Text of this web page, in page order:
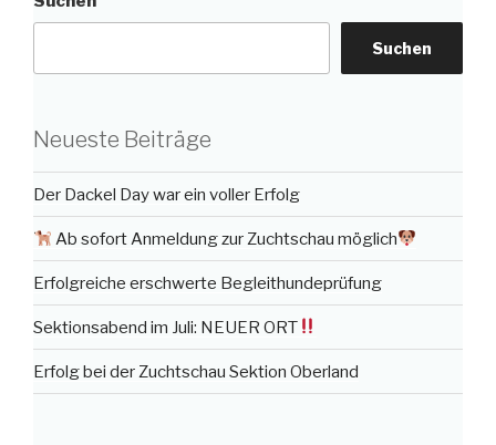
Suchen
Neueste Beiträge
Der Dackel Day war ein voller Erfolg
Ab sofort Anmeldung zur Zuchtschau möglich
Erfolgreiche erschwerte Begleithundeprüfung
Sektionsabend im Juli: NEUER ORT
Erfolg bei der Zuchtschau Sektion Oberland